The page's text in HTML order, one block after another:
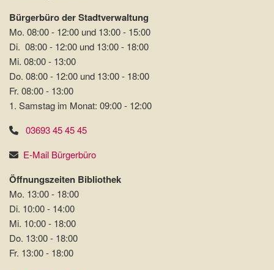
Bürgerbüro der Stadtverwaltung
Mo. 08:00 - 12:00 und 13:00 - 15:00
Di. 08:00 - 12:00 und 13:00 - 18:00
Mi. 08:00 - 13:00
Do. 08:00 - 12:00 und 13:00 - 18:00
Fr. 08:00 - 13:00
1. Samstag im Monat: 09:00 - 12:00
03693 45 45 45
E-Mail Bürgerbüro
Öffnungszeiten Bibliothek
Mo. 13:00 - 18:00
Di. 10:00 - 14:00
Mi. 10:00 - 18:00
Do. 13:00 - 18:00
Fr. 13:00 - 18:00